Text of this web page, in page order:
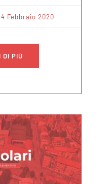
Febbraio 2020
DI PIÙ